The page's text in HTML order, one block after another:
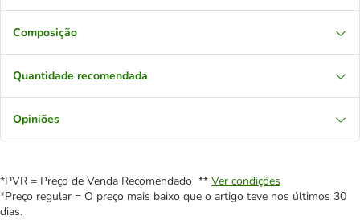
Composição
Quantidade recomendada
Opiniões
*PVR = Preço de Venda Recomendado ** Ver condições
*Preço regular = O preço mais baixo que o artigo teve nos últimos 30
dias.